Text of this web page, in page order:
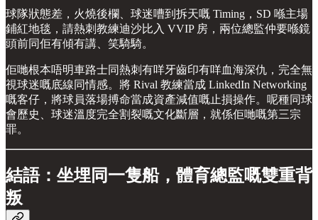
球隊狀態差，火燒後欄、球迷嘈到拆天嘅 Timing，SD 喺主場
鋪紅地毯，請熱刺教練迪沙比入 VVIP 房，兩位總監仲要喺鏡
頭前同佢有傾有講、笑騎騎。
佢哋根本唔明車路士同熱刺有咩牙齒印有咩血海深仇，完全無
視球迷嘅底線同情感。將 Rival 教練當成 LinkedIn Networking
嘅客仔，將球員落場搏命當成資產減值嘅止損操作。呢種同球
會歷史、球迷溫度完全割裂嘅文化斷層，就係佢哋嘅第三宗
罪。
結語：坐埋同一隻船，體育總監嘅雙重背
叛